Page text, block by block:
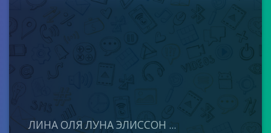
ЛИНА ОЛЯ ЛУНА ЭЛИССОН ...